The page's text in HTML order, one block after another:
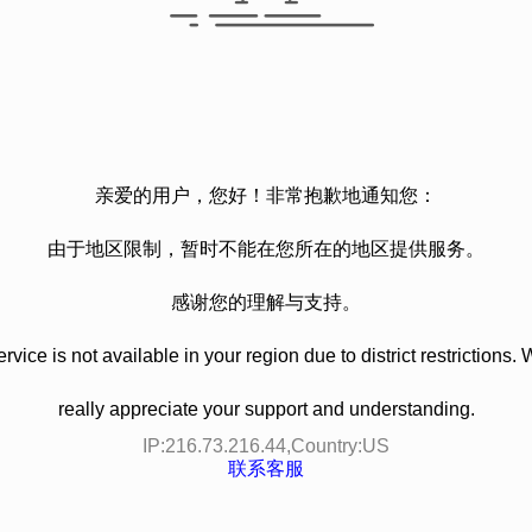
亲爱的用户，您好！非常抱歉地通知您：
由于地区限制，暂时不能在您所在的地区提供服务。
感谢您的理解与支持。
is not available in your region due to district restrictions.
really appreciate your support and understanding.
IP:216.73.216.44,Country:US
联系客服